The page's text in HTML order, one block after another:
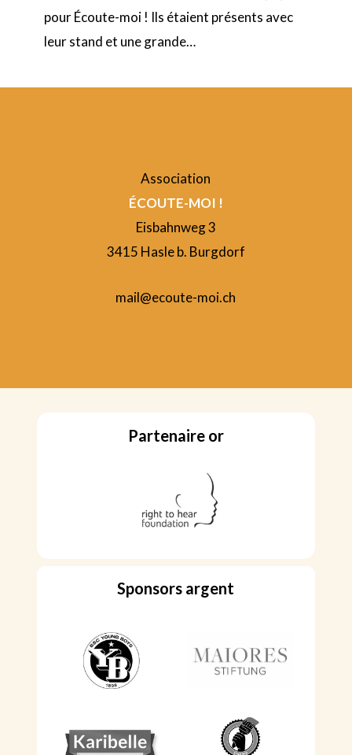
pour Écoute-moi ! Ils étaient présents avec
leur stand et une grande…
Association
ÉCOUTE-MOI !
Eisbahnweg 3
3415 Hasle b. Burgdorf
mail@ecoute-moi.ch
Partenaire or
Sponsors argent